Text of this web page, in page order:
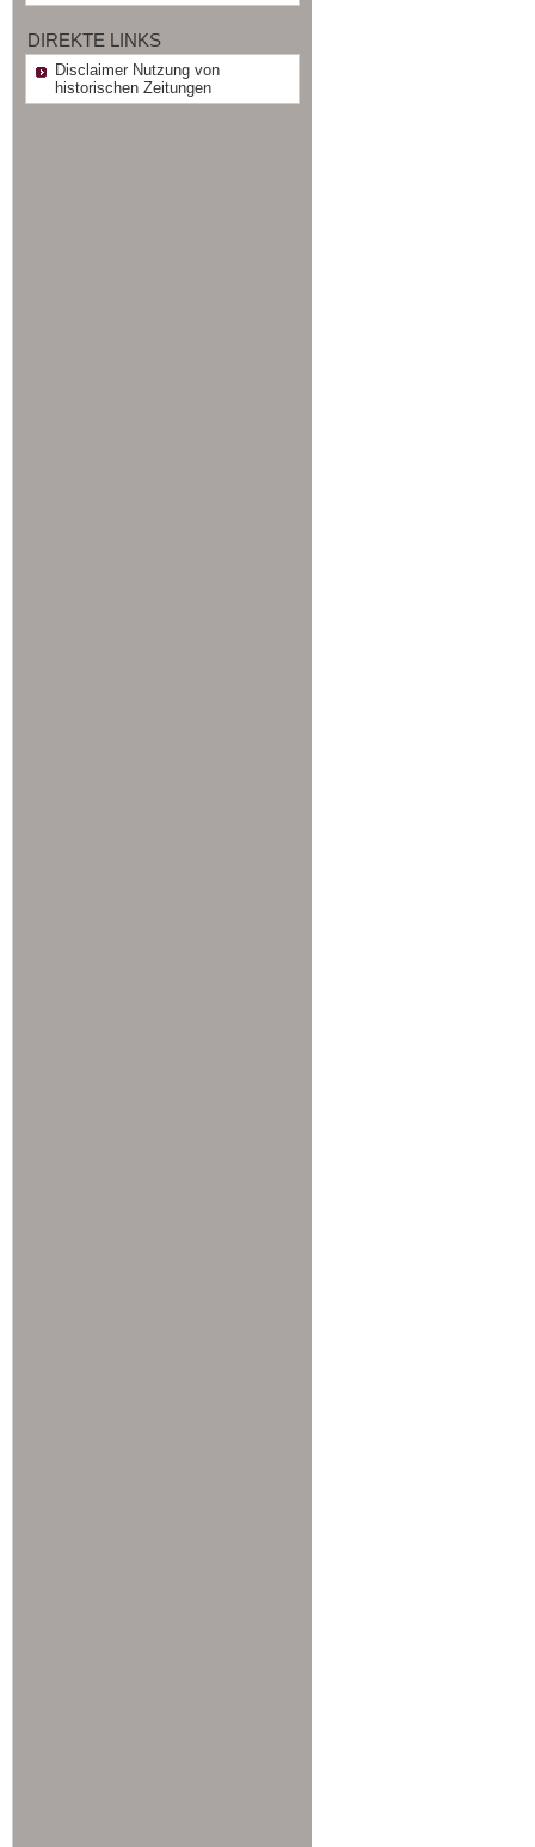
DIREKTE LINKS
Disclaimer Nutzung von
historischen Zeitungen